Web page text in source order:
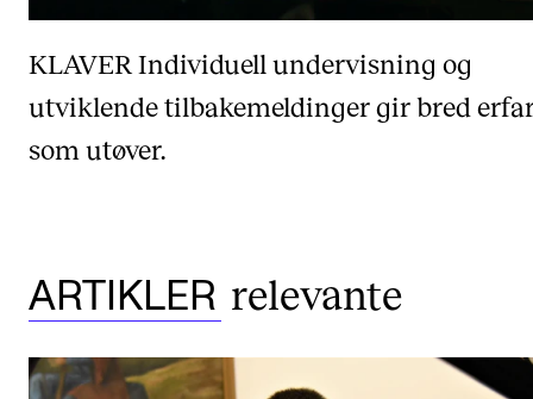
KLAVER Individuell undervisning og
utviklende tilbakemeldinger gir bred
som utøver.
ARTIKLER relevante